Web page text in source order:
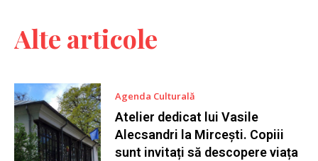
Alte articole
Agenda Culturală
Atelier dedicat lui Vasile
Alecsandri la Mircești. Copiii
sunt invitați să descopere viața